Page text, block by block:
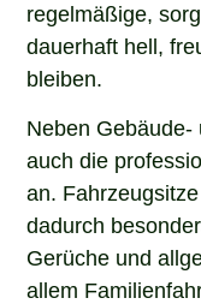
regelmäßige,
dauerhaft hell,
bleiben.
Neben
auch die
an.
dadurch
Gerüche und
allem